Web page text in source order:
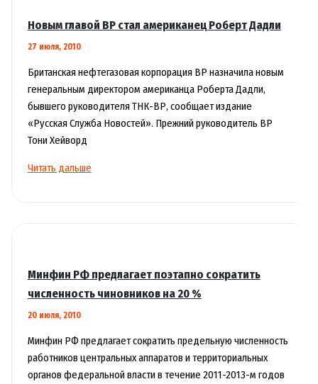
до
75
млн.
тонн
Новым главой ВР стал американец Роберт Дадли
27 июля, 2010
Британская нефтегазовая корпорация BP назначила новым
генеральным директором американца Роберта Дадли,
бывшего руководителя ТНК-ВР, сообщает издание
«Русская Служба Новостей». Прежний руководитель ВР
Тони Хейворд
Новым
Дадли
Читать дальше
Минфин РФ предлагает поэтапно сократить
численность чиновников на 20 %
20 июля, 2010
Минфин РФ предлагает сократить предельную численность
работников центральных аппаратов и территориальных
органов федеральной власти в течение 2011-2013-м годов